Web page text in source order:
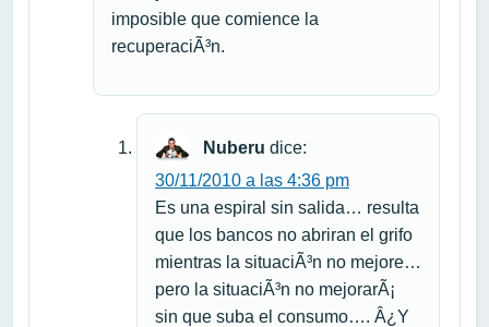
imposible que comience la
recuperaciÃ³n.
Nuberu dice:
30/11/2010 a las 4:36 pm
Es una espiral sin salida… resulta
que los bancos no abriran el grifo
mientras la situaciÃ³n no mejore…
pero la situaciÃ³n no mejorarÃ¡
sin que suba el consumo…. Â¿Y